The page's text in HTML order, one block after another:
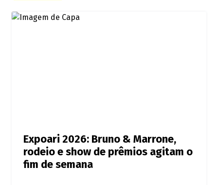
Expoari 2026: Bruno & Marrone,
rodeio e show de prêmios agitam o
fim de semana